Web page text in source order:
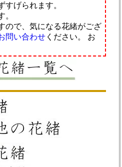
すげられます。
。
ので、気になる花緒がござ
問い合わせ ください。
お